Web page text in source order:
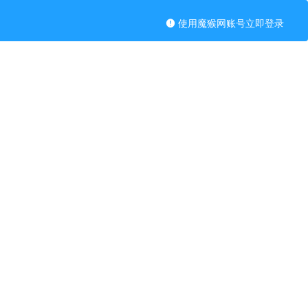
使用魔猴网账号立即登录